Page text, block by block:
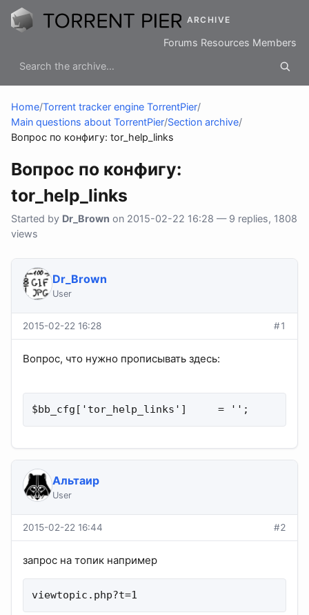
ARCHIVE
Forums Resources Members
Home/Torrent tracker engine TorrentPier/
Main questions about TorrentPier/Section archive/
Вопрос по конфигу: tor_help_links
Вопрос по конфигу:
tor_help_links
Started by Dr_Brown on 2015-02-22 16:28 — 9 replies, 1808
views
Dr_Brown
User
2015-02-22 16:28 #1
Вопрос, что нужно прописывать здесь:
$bb_cfg['tor_help_links']     = '';
Альтаир
User
2015-02-22 16:44 #2
запрос на топик например
viewtopic.php?t=1